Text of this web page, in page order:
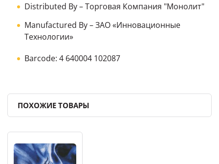
Distributed By– Торговая Компания "Монолит"
Manufactured By– ЗАО «Инновационные
Технологии»
Barcode: 4 640004 102087
ПОХОЖИЕ ТОВАРЫ